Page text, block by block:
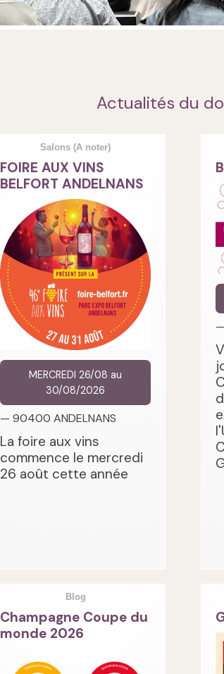
Actualités du
Salons(A noter)
FOIRE AUX VINS
BELFORT ANDELNANS
MERCREDI 26/08 au
30/08/2026
— 90400 ANDELNANS
La foire aux vins
commence le mercredi
26 août cette année
Blog
Champagne Coupe du
monde 2026